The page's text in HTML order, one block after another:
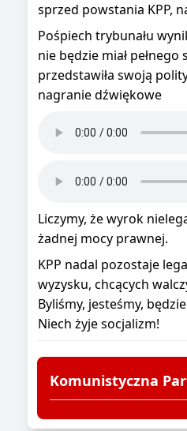
sprzed powstania KPP,
Pośpiech trybunału
nie będzie miał
przedstawiła swoją
nagranie dźwiękowe
Liczymy, że wyrok
żadnej mocy prawnej.
KPP nadal pozostaje
wyzysku, chcących
Byliśmy, jesteśmy,
Niech żyje socjalizm!
Komunistyczna